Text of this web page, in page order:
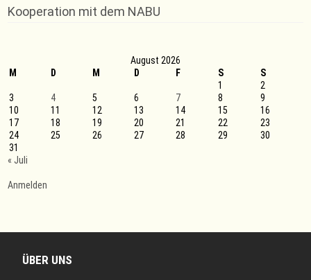
versöhnliches
Jahresende
Badmintonspieler*innen
Kooperation mit dem NABU
August 2026
M
D M D F S
S
1
2
3
4 5 6 7 8
9
10
11 12 13 14 15
16
17
18 19 20 21 22
23
24
25 26 27 28 29
30
31
« Juli
Anmelden
ÜBER UNS